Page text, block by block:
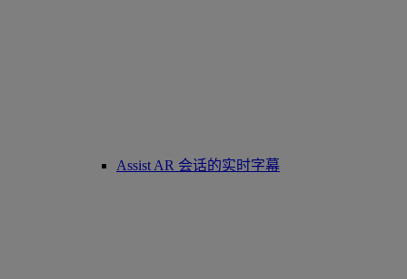
Assist AR 会话的实时字幕